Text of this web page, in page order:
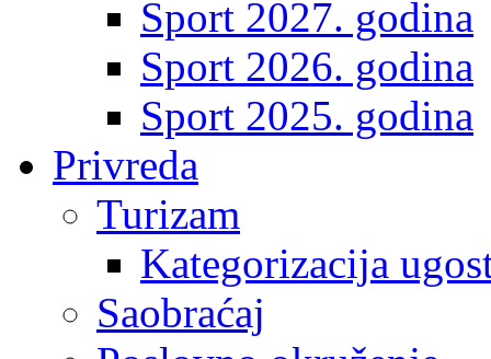
Sport 2027. godina
Sport 2026. godina
Sport 2025. godina
Privreda
Turizam
Kategorizacija
Saobraćaj